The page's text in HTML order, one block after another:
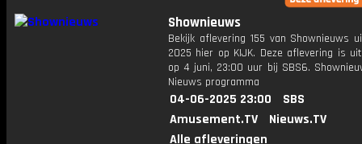
Shownieuws
Bekijk aflevering 155 van Shownieuws
2025 hier op KIJK. Deze aflevering is
op 4 juni, 23:00 uur bij SBS6.
Nieuws programma
04-06-2025 23:00
SBS
Amusement.TV
Nieuws.TV
Alle afleveringen